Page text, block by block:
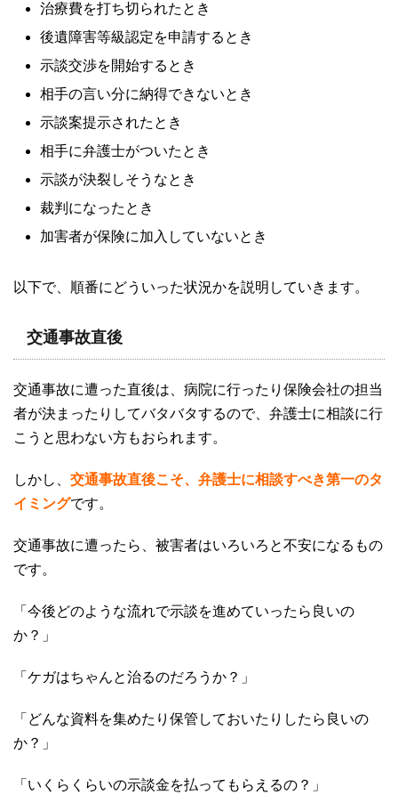
治療費を打ち切られたとき
後遺障害等級認定を申請するとき
示談交渉を開始するとき
相手の言い分に納得できないとき
示談案提示されたとき
相手に弁護士がついたとき
示談が決裂しそうなとき
裁判になったとき
加害者が保険に加入していないとき
以下で、順番にどういった状況かを説明していきます。
交通事故直後
交通事故に遭った直後は、病院に行ったり保険会社の担当
者が決まったりしてバタバタするので、弁護士に相談に行
こうと思わない方もおられます。
しかし、 交通事故直後こそ、弁護士に相談すべき第一のタ
イミングです。
交通事故に遭ったら、被害者はいろいろと不安になるもの
です。
「今後どのような流れで示談を進めていったら良いの
か？」
「ケガはちゃんと治るのだろうか？」
「どんな資料を集めたり保管しておいたりしたら良いの
か？」
「いくらくらいの示談金を払ってもらえるの？」